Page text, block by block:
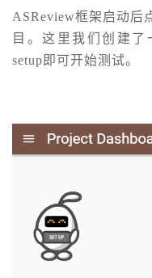
ASReview框架启动后
目。这里我们创建了
setup即可开始测试。